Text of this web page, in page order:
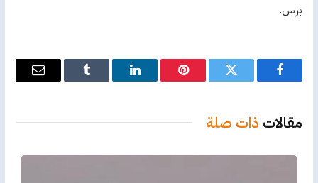
برس.
فيسبوك تويتر بينتيريستلينكدإن Tumblr
البريد
مقالات ذات صلة